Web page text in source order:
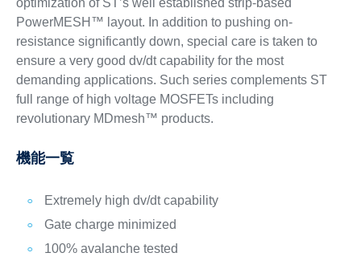
optimization of ST’s well established strip-based
PowerMESH™ layout. In addition to pushing on-
resistance significantly down, special care is taken to
ensure a very good dv/dt capability for the most
demanding applications. Such series complements ST
full range of high voltage MOSFETs including
revolutionary MDmesh™ products.
機能一覧
Extremely high dv/dt capability
Gate charge minimized
100% avalanche tested